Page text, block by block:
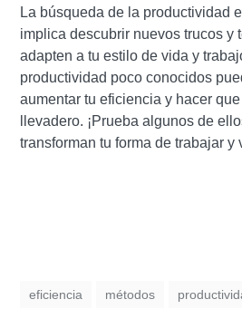
La búsqueda de la productividad
implica descubrir nuevos trucos y
adapten a tu estilo de vida y
productividad poco conocidos
aumentar tu eficiencia y hacer
llevadero. ¡Prueba algunos de
transforman tu forma de trabajar y
eficiencia métodos